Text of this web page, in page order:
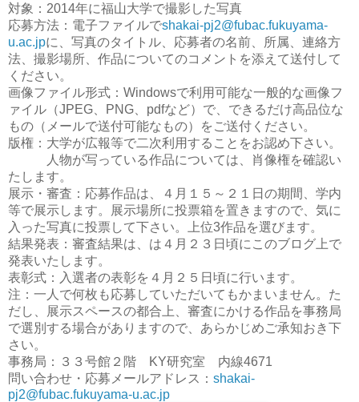
対象：2014年に福山大学で撮影した写真
応募方法：電子ファイルでshakai-pj2@fubac.fukuyama-
u.ac.jpに、写真のタイトル、応募者の名前、所属、連絡方
法、撮影場所、作品についてのコメントを添えて送付して
ください。
画像ファイル形式： Windowsで利用可能な一般的な画像フ
ァイル（JPEG、 PNG、 pdfなど）で、できるだけ高品位な
もの（メールで送付可能なもの）をご送付ください。
版権：大学が広報等で二次利用することをお認め下さい。
人物が写っている作品については、肖像権を確認い
たします。
展示・審査：応募作品は、４月１５～２１日の期間、学内
等で展示します。展示場所に投票箱を置きますので、気に
入った写真に投票して下さい。上位3作品を選びます。
結果発表：審査結果は、は４月２３日頃にこのブログ上で
発表いたします。
表彰式：入選者の表彰を４月２５日頃に行います。
注：一人で何枚も応募していただいてもかまいません。た
だし、展示スペースの都合上、審査にかける作品を事務局
で選別する場合がありますので、あらかじめご承知おき下
さい。
事務局：３３号館２階
KY研究室 内線4671
問い合わせ・応募メールアドレス： shakai-
pj2@fubac.fukuyama-u.ac.jp